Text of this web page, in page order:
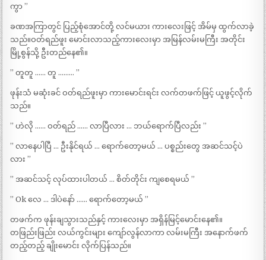
ကွာ ”
ခဏအကြာတွင် ပြည့်စုံအောင်တို့ လင်မယား ကားလေးဖြင့် အိမ်မှ ထွက်လာခဲ့
သည်။ဝတ်ရည်ဖူး မောင်းလာသည့်ကားလေးမှာ အမြန်လမ်းမကြီး အတိုင်း
မြို့စွန်သို့ ဦးတည်နေ၏။
” တူတူ …… တူ ……… ”
ဖုန်းသံ မဆုံးခင် ဝတ်ရည်ဖူးမှာ ကားမောင်းရင်း လက်တဖက်ဖြင့် ယူဖွင့်လိုက်
သည်။
” ဟဲလို …… ဝတ်ရည် …… လာပြီလား … ဘယ်ရောက်ပြီလည်း ”
” လာနေပါပြီ … ဦးနိုင်ရယ် … ရောက်တော့မယ် … ပစ္စည်းတွေ အဆင်သင့်ပဲ
လား ”
” အဆင်သင့် လုပ်ထားပါတယ် … စိတ်တိုင်း ကျစေရမယ် ”
” Ok လေ … ဒါပဲနော် …… ရောက်တော့မယ် ”
တဖက်က ဖုန်းချသွားသည်နှင့် ကားလေးမှာ အရှိန်မြင့်မောင်းနေ၏။
တဖြည်းဖြည်း လယ်ကွင်းများ ကျော်လွန်လာကာ လမ်းမကြီး အနောက်ဖက်
တည့်တည့် ချိုးမောင်း လိုက်ပြန်သည်။